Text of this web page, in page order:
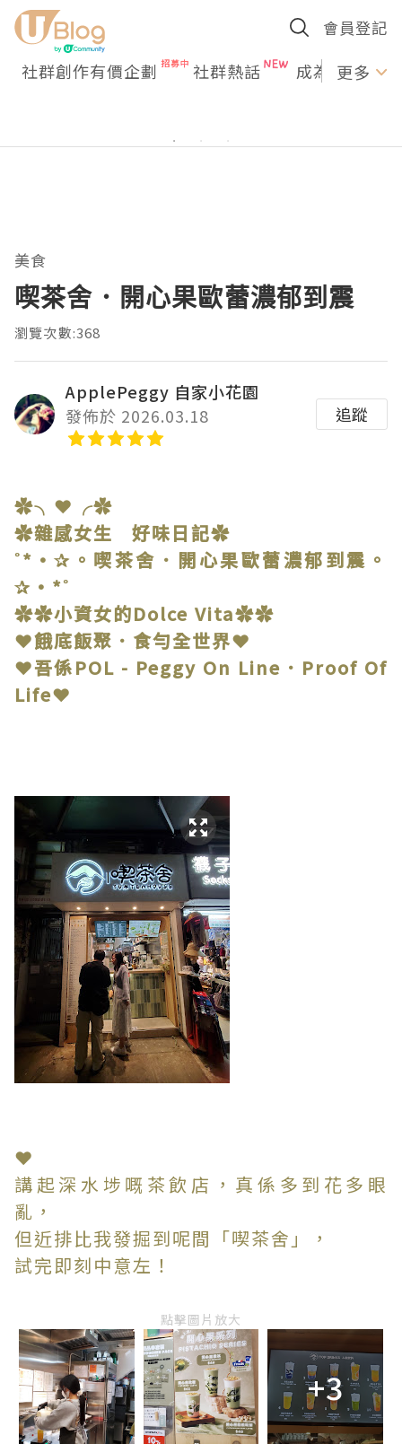
會員登記
社群創作有價企劃 社群熱話 成為U更多
美食
喫茶舍．開心果歐蕾濃郁到震
瀏覽次數:368
ApplePeggy 自家小花園
發佈於 2026.03.18
追蹤
✿╮❤╭✿
✿雜感女生 好味日記✿
˚*•✰。喫茶舍．開心果歐蕾濃郁到震。
✰•*˚
✿✿小資女的Dolce Vita✿✿
❤餓底飯聚．食勻全世界❤
❤吾係POL - Peggy On Line．Proof Of
Life❤
❤
講起深水埗嘅茶飲店，真係多到花多眼
亂，
但近排比我發掘到呢間「喫茶舍」，
試完即刻中意左！
點擊圖片放大
+3